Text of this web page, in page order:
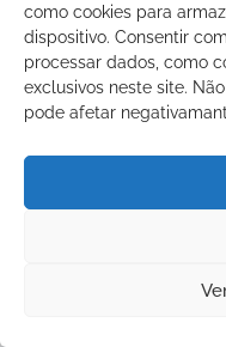
como cookies para
dispositivo. Consentir
processar dados, como
exclusivos neste site.
pode afetar